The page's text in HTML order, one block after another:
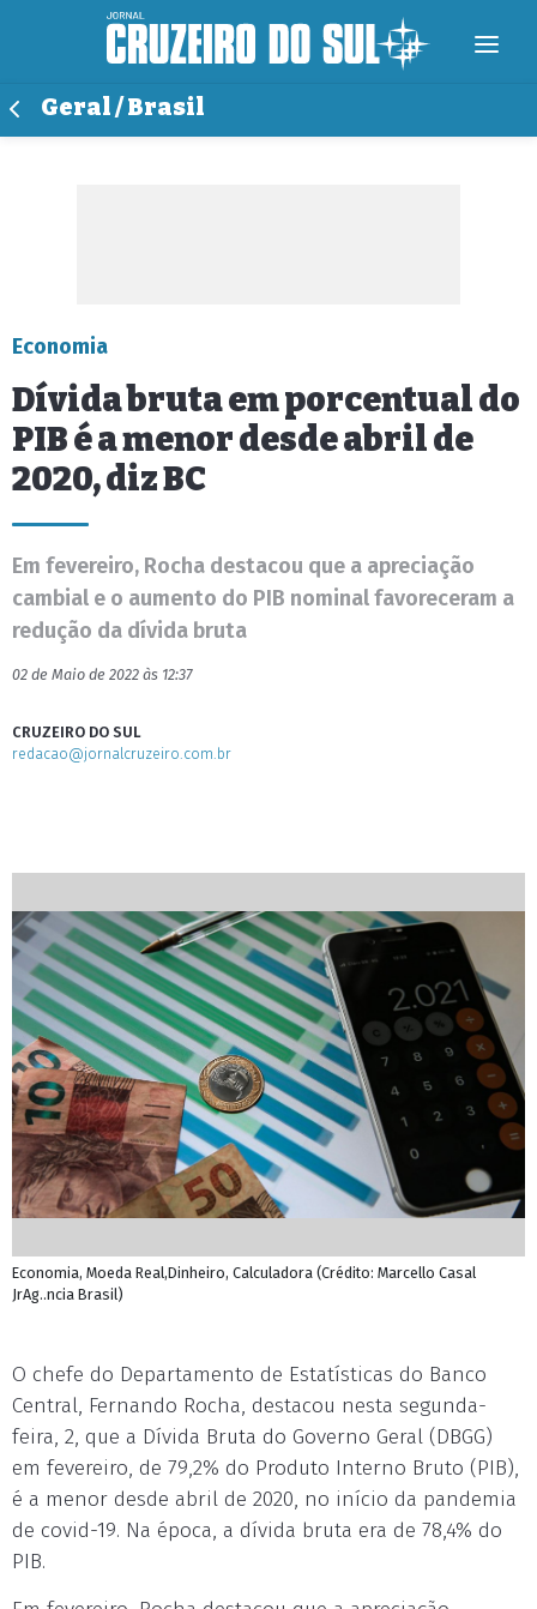
Geral / Brasil
Economia
Dívida bruta em porcentual do
PIB é a menor desde abril de
2020, diz BC
Em fevereiro, Rocha destacou que a apreciação
cambial e o aumento do PIB nominal favoreceram a
redução da dívida bruta
02 de Maio de 2022 às 12:37
CRUZEIRO DO SUL
redacao@jornalcruzeiro.com.br
Economia, Moeda Real,Dinheiro, Calculadora (Crédito: Marcello Casal
JrAg..ncia Brasil)
O chefe do Departamento de Estatísticas do Banco
Central, Fernando Rocha, destacou nesta segunda-
feira, 2, que a Dívida Bruta do Governo Geral (DBGG)
em fevereiro, de 79,2% do Produto Interno Bruto (PIB),
é a menor desde abril de 2020, no início da pandemia
de covid-19. Na época, a dívida bruta era de 78,4% do
PIB.